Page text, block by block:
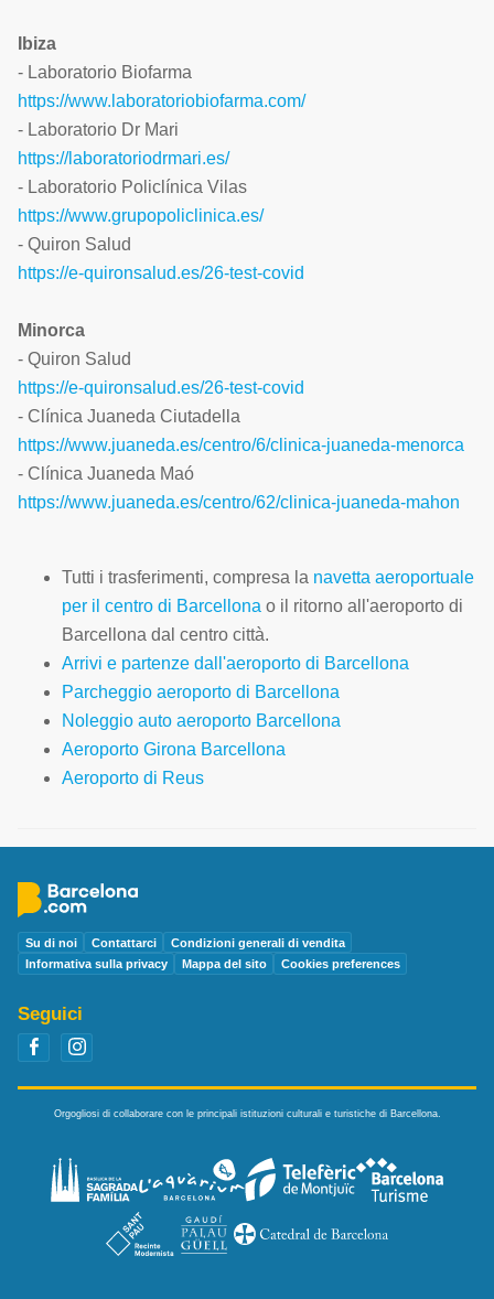
Ibiza
- Laboratorio Biofarma
https://www.laboratoriobiofarma.com/
- Laboratorio Dr Mari
https://laboratoriodrmari.es/
- Laboratorio Policlínica Vilas
https://www.grupopoliclinica.es/
- Quiron Salud
https://e-quironsalud.es/26-test-covid
Minorca
- Quiron Salud
https://e-quironsalud.es/26-test-covid
- Clínica Juaneda Ciutadella
https://www.juaneda.es/centro/6/clinica-juaneda-menorca
- Clínica Juaneda Maó
https://www.juaneda.es/centro/62/clinica-juaneda-mahon
Tutti i trasferimenti, compresa la navetta aeroportuale
per il centro di Barcellona o il ritorno all'aeroporto di
Barcellona dal centro città.
Arrivi e partenze dall'aeroporto di Barcellona
Parcheggio aeroporto di Barcellona
Noleggio auto aeroporto Barcellona
Aeroporto Girona Barcellona
Aeroporto di Reus
Su di noi Contattarci
Condizioni generali di vendita
Informativa sulla privacy
Mappa del sito Cookies preferences
Seguici
Orgogliosi di collaborare con le principali istituzioni culturali e turistiche di Barcellona.